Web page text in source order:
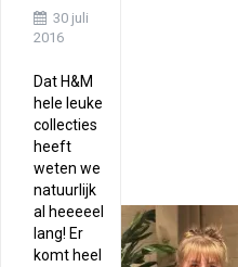
30 juli
2016
Dat H&M
hele leuke
collecties
heeft
weten we
natuurlijk
al heeeeel
lang! Er
komt heel